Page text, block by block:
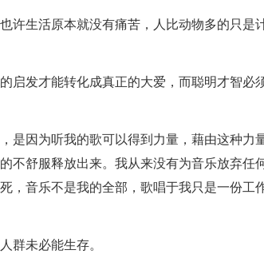
许生活原本就没有痛苦，人比动物多的只是
启发才能转化成真正的大爱，而聪明才智必
是因为听我的歌可以得到力量，藉由这种力
不舒服释放出来。我从来没有为音乐放弃任
，音乐不是我的全部，歌唱于我只是一份工
群未必能生存。